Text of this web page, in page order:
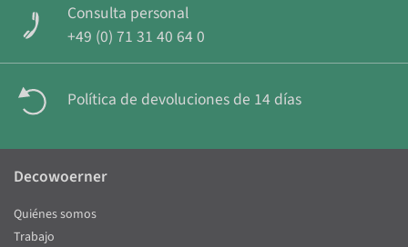
Consulta personal
+49 (0) 71 31 40 64 0
Política de devoluciones de 14 días
Decowoerner
Quiénes somos
Trabajo